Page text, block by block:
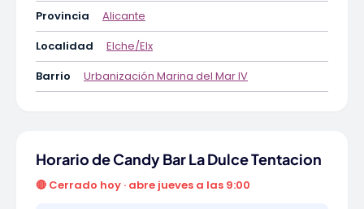
Provincia
Alicante
Localidad
Elche/Elx
Barrio
Urbanización Marina del Mar IV
Horario de Candy Bar La Dulce Tentacion
🔴 Cerrado hoy · abre jueves a las 9:00